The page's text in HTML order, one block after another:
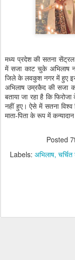
मध्य प्रदेश की सतना
में सजा काट चुके अभिलाष
जिले के लवकुश नगर में हुए इस
अभिलाष उम्रकैद की सजा
बताया जा रहा है कि
नहीं हुए। ऐसे में सतना विश्व
माता-पिता के रूप में
Posted
Labels: अभिलाष चर्चित